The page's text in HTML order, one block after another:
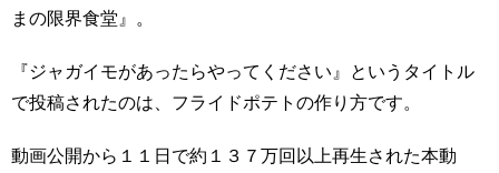
まの限界食堂』。
『ジャガイモがあったらやってください』というタイトル
で投稿されたのは、フライドポテトの作り方です。
動画公開から１１日で約１３７万回以上再生された本動